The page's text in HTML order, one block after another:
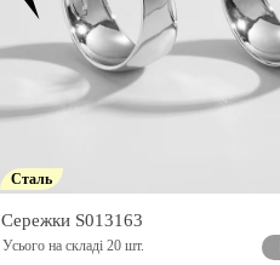
Сталь
Сережки S013163
Усього на складі 20 шт.